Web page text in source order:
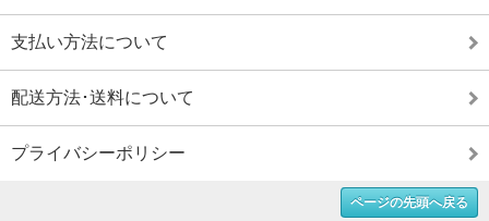
支払い方法について
配送方法･送料について
プライバシーポリシー
ページの先頭へ戻る